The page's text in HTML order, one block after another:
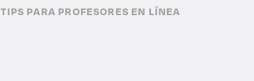
TIPS PARA PROFESORES EN LÍNEA